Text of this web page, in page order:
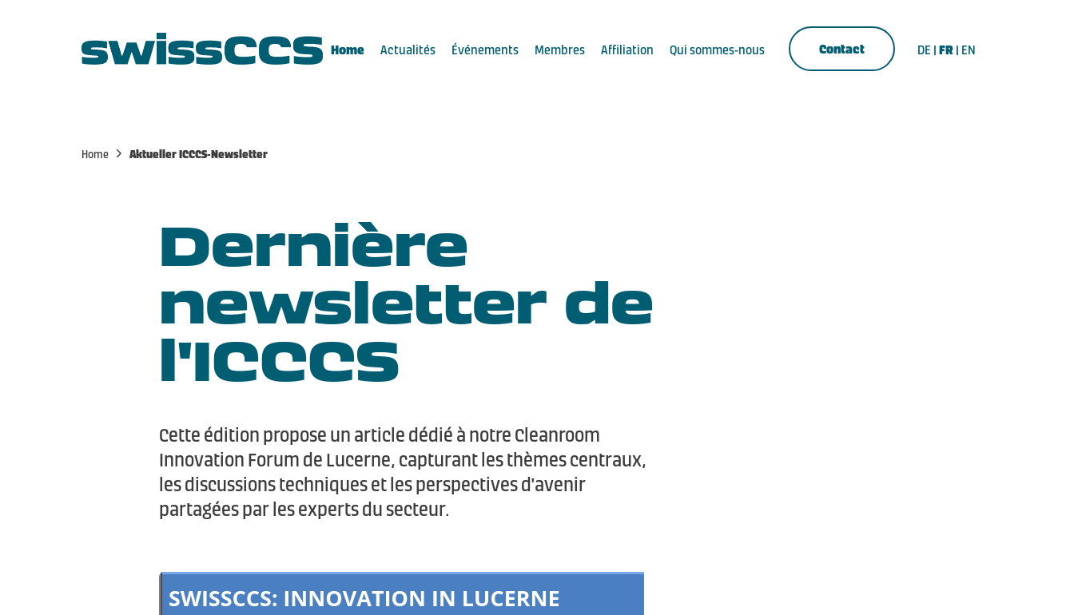
Home Actualités Événements Membres Affiliation Qui sommes-nous Contact DE |FR| EN
Home Aktueller ICCCS-Newsletter
Dernière
newsletter de
l'ICCCS
Cette édition propose un article dédié à notre Cleanroom
Innovation Forum de Lucerne, capturant les thèmes centraux,
les discussions techniques et les perspectives d'avenir
partagées par les experts du secteur.